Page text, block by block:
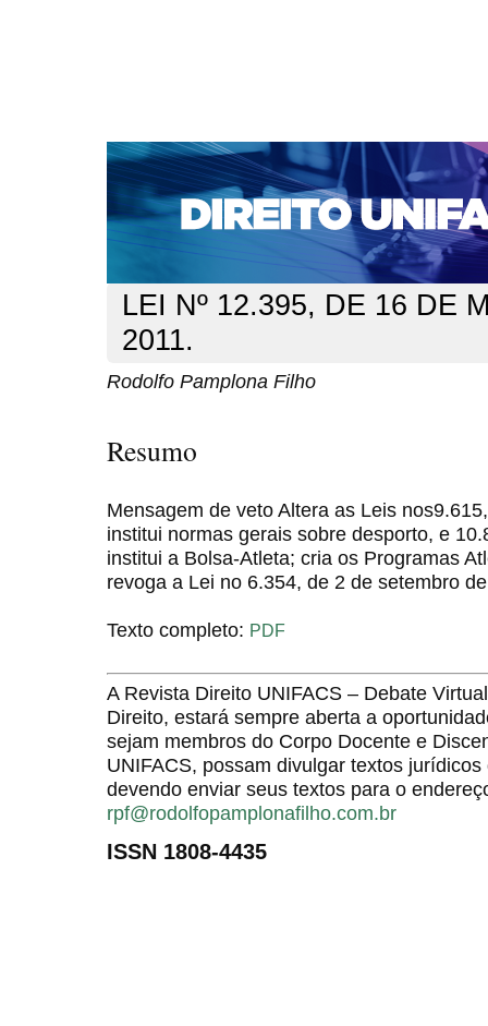
CAPA SOBRE ACESSO CADASTRO
NOTÍCIAS
EDIÇÕES DE Nº 1 A 100 WEBMAIL
Capa>n. 130 (2011) > Filho
LEI Nº 12.395, DE 16 DE
2011.
Rodolfo Pamplona Filho
Resumo
Mensagem de veto Altera as Leis
institui normas gerais sobre desporto, e
institui a Bolsa-Atleta; cria os Programas
revoga a Lei no 6.354, de 2 de setembro
Texto completo: PDF
A Revista Direito UNIFACS – Debate
Direito, estará sempre aberta a
sejam membros do Corpo Docente e
UNIFACS, possam divulgar textos
devendo enviar seus textos para o
rpf@rodolfopamplonafilho.com.br
ISSN 1808-4435